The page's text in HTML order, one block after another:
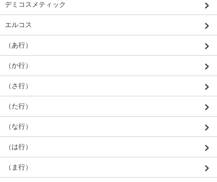
デミコスメティック
エルコス
（あ行）
（か行）
（さ行）
（た行）
（な行）
（は行）
（ま行）